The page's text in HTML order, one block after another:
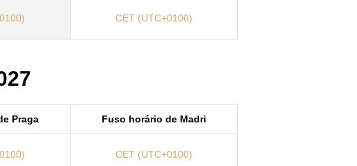
CET (UTC+0100)
Praga Fuso horário de Madri
CET (UTC+0100)